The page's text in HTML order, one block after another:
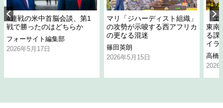
4連戦の米中首脳会談、第1
戦で勝ったのはどちらか
フォーサイト編集部
2026年5月17日
マリ「ジハーディスト組織」
の攻勢が示唆する西アフリカ
の更なる混迷
篠田英朗
2026年5月15日
「
東南
る課
イラ
高橋
2026